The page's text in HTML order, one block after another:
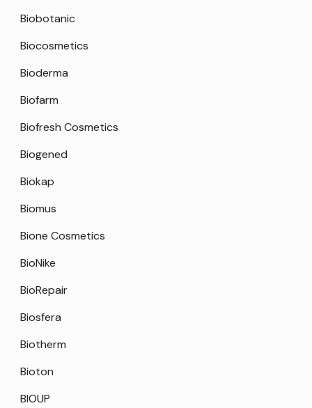
Biobotanic
Biocosmetics
Bioderma
Biofarm
Biofresh Cosmetics
Biogened
Biokap
Biomus
Bione Cosmetics
BioNike
BioRepair
Biosfera
Biotherm
Bioton
BIOUP